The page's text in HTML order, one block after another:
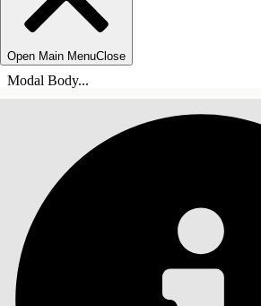
Open Main MenuClose
Modal Body...
SISÄLLYSLUETTELO